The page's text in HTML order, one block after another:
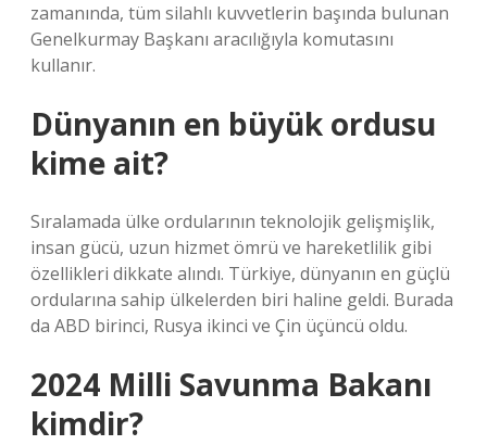
zamanında, tüm silahlı kuvvetlerin başında bulunan
Genelkurmay Başkanı aracılığıyla komutasını
kullanır.
Dünyanın en büyük ordusu
kime ait?
Sıralamada ülke ordularının teknolojik gelişmişlik,
insan gücü, uzun hizmet ömrü ve hareketlilik gibi
özellikleri dikkate alındı. Türkiye, dünyanın en güçlü
ordularına sahip ülkelerden biri haline geldi. Burada
da ABD birinci, Rusya ikinci ve Çin üçüncü oldu.
2024 Milli Savunma Bakanı
kimdir?